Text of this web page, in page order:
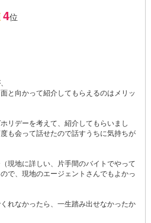
4位
と向かって紹介してもらえるのはメリッ
リデーを考えて、紹介してもらいまし
も会って話せたので話すうちに気持ちが
現地に詳しい、片手間のバイトでやって
で、現地のエージェントさんでもよかっ
れなかったら、一生踏み出せなかったか